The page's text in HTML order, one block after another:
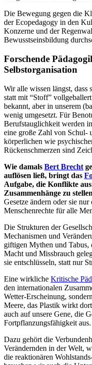
Die Bewegung gegen die
der Ecopedagogy in den
Konzerne und der
Bewusstseinsbildung
Forschende
Selbstorganisation
Wir alle wissen längst, dass
statt mit “Stoff”
bekannt, aber in unserem
wenig umgesetzt. Für
Berufstauglichkeit werden
eine große Zahl von Schul-
körperlichen wie
Rückenschmerzen sind
Wie damals Bert Brecht
auflösen ließ, bringt das
Aufgabe, die Konflikte
Zusammenhänge zu
Gesetze ändern oder sie
Menschenrechte für alle
Die Strukturen der
Mechanismen und
giftigen Mythen und
Macht und Missbrauch
sie entschlüsseln, statt nur
Eine wirkliche Kritische
den internationalen
Wetter-Erscheinung,
Meere, das Plastik wirkt
auch auf unsere Gene, die
Fortpflanzungsfähigkeit aus.
Dazu gehört die
Verändernden in der Welt,
die reaktionären